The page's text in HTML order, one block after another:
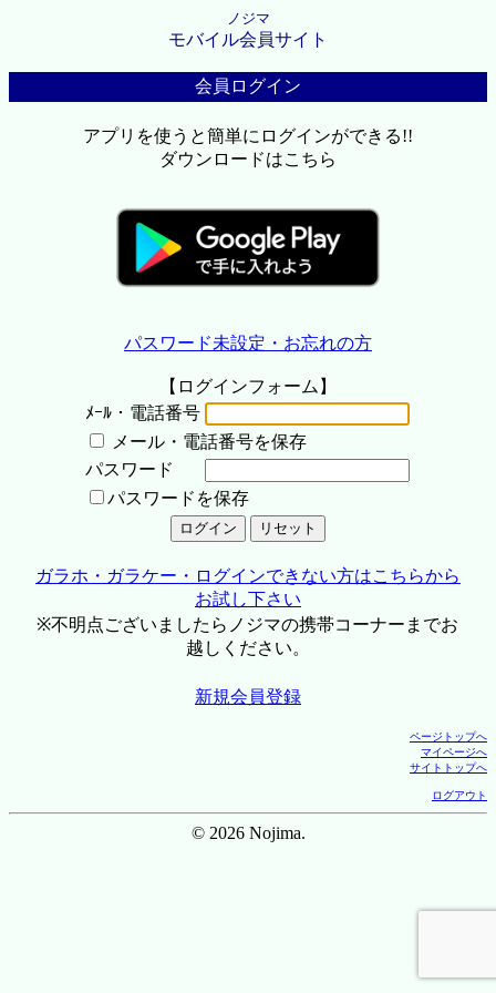
ノジマ
モバイル会員サイト
会員ログイン
アプリを使うと簡単にログインができる!!
ダウンロードはこちら
パスワード未設定・お忘れの方
【ログインフォーム】
ﾒｰﾙ・電話番号
メール・電話番号を保存
パスワード
パスワードを保存
ガラホ・ガラケー・ログインできない方はこちらから
お試し下さい
※不明点ございましたらノジマの携帯コーナーまでお
越しください。
新規会員登録
ページトップへ
マイページへ
サイトトップへ
ログアウト
© 2026 Nojima.